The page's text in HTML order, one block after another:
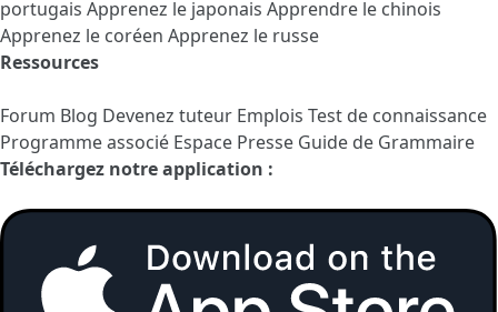
portugais Apprenez le japonais Apprendre le chinois
Apprenez le coréen Apprenez le russe
Ressources
Forum Blog Devenez tuteur Emplois Test de connaissance
Programme associé Espace Presse Guide de Grammaire
Téléchargez notre application :